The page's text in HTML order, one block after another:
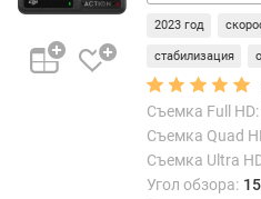
ы
к
2023 год
стабилизация
Съемка Full HD:
Съемка Quad
Съемка Ultra
Угол обзора: